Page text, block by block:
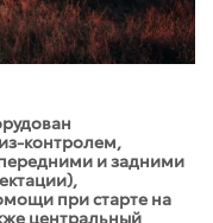
контролем,
и задними
при старте на
центральный